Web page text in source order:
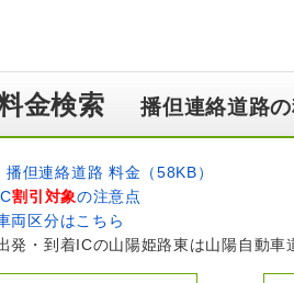
金検索播但連絡道路
播但連絡道路 料金（58KB）
割引対象の注意点
両区分はこちら
発・到着ICの山陽姫路東は山陽自動車